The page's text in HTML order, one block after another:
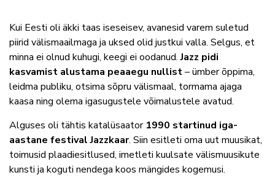
Kui Eesti oli äkki taas iseseisev, avanesid varem suletud
piirid välismaailmaga ja uksed olid justkui valla. Selgus, et
minna ei olnud kuhugi, keegi ei oodanud.Jazz pidi
kasvamist alustama peaaegu nullist– ümber õppima,
leidma publiku, otsima sõpru välismaal, tormama ajaga
kaasa ning olema igasugustele võimalustele avatud.
Alguses oli tähtis katalüsaator 1990 startinud iga-
aastane festival Jazzkaar. Siin esitleti oma uut muusikat,
toimusid plaadiesitlused, imetleti kuulsate välismuusikute
kunsti ja koguti nendega koos mängides kogemusi.